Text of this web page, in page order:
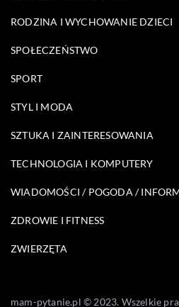
RODZINA I WYCHOWANIE DZIECI
SPOŁECZEŃSTWO
SPORT
STYL I MODA
SZTUKA I ZAINTERESOWANIA
TECHNOLOGIA I KOMPUTERY
WIADOMOŚCI / POGODA /
ZDROWIE I FITNESS
ZWIERZĘTA
mam-pytanie.pl © 2023. Wszelkie